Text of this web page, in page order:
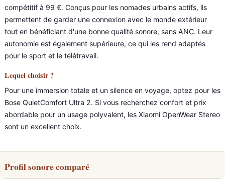
compétitif à 99 €. Conçus pour les nomades urbains actifs, ils
permettent de garder une connexion avec le monde extérieur
tout en bénéficiant d'une bonne qualité sonore, sans ANC. Leur
autonomie est également supérieure, ce qui les rend adaptés
pour le sport et le télétravail.
Lequel choisir ?
Pour une immersion totale et un silence en voyage, optez pour les
Bose QuietComfort Ultra 2. Si vous recherchez confort et prix
abordable pour un usage polyvalent, les Xiaomi OpenWear Stereo
sont un excellent choix.
Profil sonore comparé